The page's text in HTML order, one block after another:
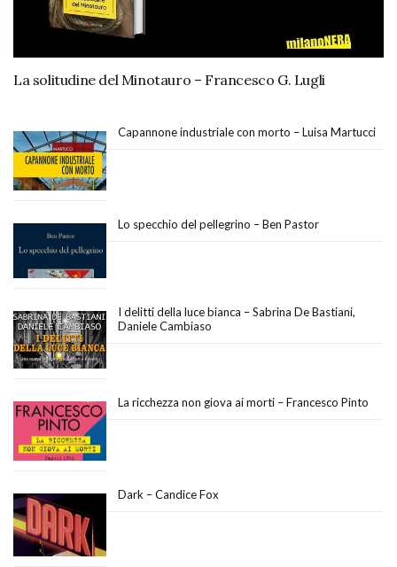
La solitudine del Minotauro – Francesco G. Lugli
Capannone industriale con morto – Luisa Martucci
Lo specchio del pellegrino – Ben Pastor
I delitti della luce bianca – Sabrina De Bastiani,
Daniele Cambiaso
La ricchezza non giova ai morti – Francesco Pinto
Dark – Candice Fox